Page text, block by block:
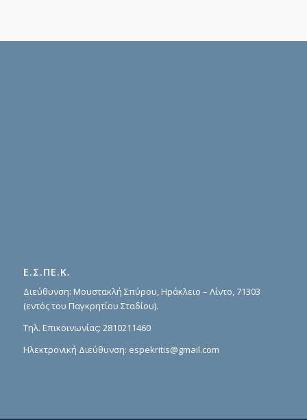
Ε.Σ.ΠΕ.Κ.
Διεύθυνση: Μουστακλή Σπύρου, Ηράκλειο – Λίντο, 71303
(εντός του Παγκρητίου Σταδίου).
Τηλ. Επικοινωνίας: 2810211460
Ηλεκτρονική Διεύθυνση: espekritis@gmail.com